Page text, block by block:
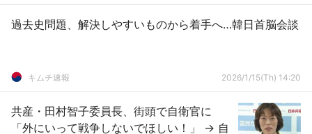
過去史問題、解決しやすいものから着手へ…韓日首脳会談
キムチ速報 2026/1/15(Th) 14:20
共産・田村智子委員長、街頭で自衛官に
「外にいって戦争しないでほしい！」 → 自